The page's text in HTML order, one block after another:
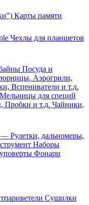
Карты памяти
Чехлы для планшетов
Посуда и
Аэрогрили,
Вспениватели и т.д.
Мельницы для специй
Пробки и т.д. Чайники,
Рулетки, дальномеры,
Наборы
Фонари
Сушилки